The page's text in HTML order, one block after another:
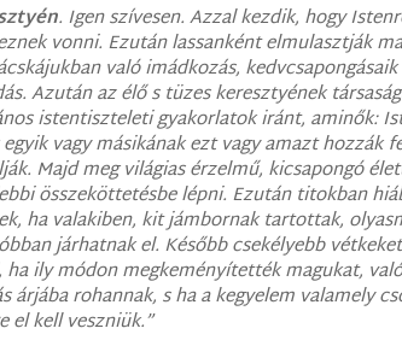
. Igen szívesen. Azzal kezdik, hogy
vonni. Ezután lassanként elmulasztják
való imádkozás,
Azután az élő s tüzes keresztyének
istentiszteleti gyakorlatok iránt, aminők:
vagy másikának ezt vagy amazt
Majd meg világias érzelmű, kicsapongó
összeköttetésbe lépni. Ezután titokban
ha valakiben, kit jámbornak tartottak,
járhatnak el. Később csekélyebb
ha ily módon megkeményítették magukat,
árjába rohannak, s ha a kegyelem valamely
el kell veszniük.”